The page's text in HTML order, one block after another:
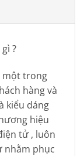
?
một trong
hàng và
kiểu dáng
hiệu
tử , luôn
nhằm phục